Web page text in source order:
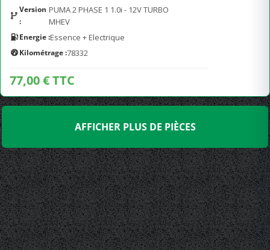
Version
:
PUMA 2 PHASE 1 1.0i - 12V TURBO
MHEV
Energie :Essence + Electrique
Kilométrage :78332
77,00 € TTC
AFFICHER PLUS DE PIÈCES